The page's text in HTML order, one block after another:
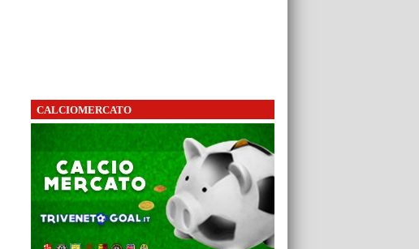
CALCIOMERCATO